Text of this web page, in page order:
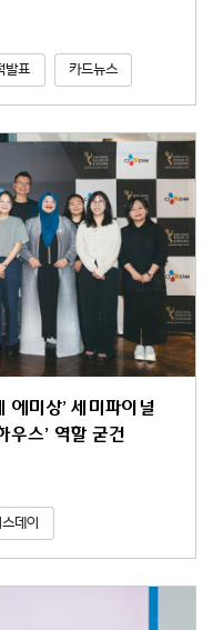
발표 카드뉴스
미상’ 세미파이널
우스’ 역할 굳건
데이